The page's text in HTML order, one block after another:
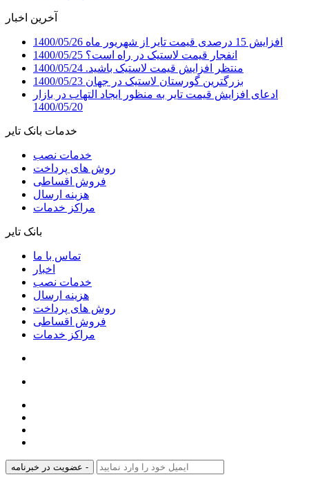
آخرین اخبار
افزایش 15 درصدی قیمت تایر از شهریور ماه
1400/05/26
انفجار قیمت لاستیک در راه است؟ 1400/05/25
منتظر افزایش قیمت لاستیک باشید. 1400/05/24
بزرگترین گورستان لاستیک در جهان 1400/05/23
ادعای افزایش قیمت تایر به منظور ایجاد التهاب در بازار
1400/05/20
خدمات بانک تایر
خدمات نصب
روش های پرداخت
فروش اقساطی
هزینه ارسال
مراکز خدمات
بانک تایر
تماس با ما
اخبار
خدمات نصب
هزینه ارسال
روش های پرداخت
فروش اقساطی
مراکز خدمات
عضویت در خبرنامه -